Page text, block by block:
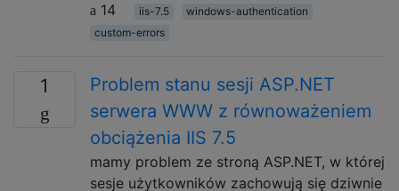
14
iis-7.5
windows-authentication
custom-errors
1
Problem stanu sesji ASP.NET
serwera WWW z równoważeniem
obciążenia IIS 7.5
mamy problem ze stroną ASP.NET, w której
sesje użytkowników zachowują się dziwnie